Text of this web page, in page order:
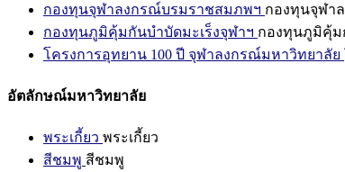
กองทุนจุฬาลงกรณ์บรมราชสมภพฯ กองทุนจุฬา
กองทุนภูมิคุ้มกันบำบัดมะเร็งจุฬาฯ กองทุนภูมิคุ้ม
โครงการอุทยาน 100 ปี จุฬาลงกรณ์มหาวิทยาลัย
อัตลักษณ์มหาวิทยาลัย
พระเกี้ยว พระเกี้ยว
สีชมพู สีชมพู